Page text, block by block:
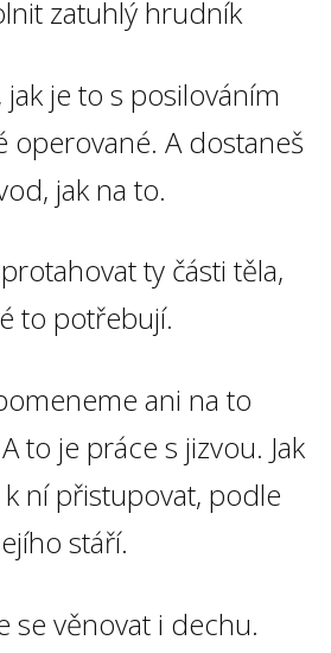
zatuhlý hrudník
je to s posilováním
operované. A dostaneš
jak na to.
ty části těla,
to potřebují.
ani na to
to je práce s jizvou. Jak
ní přistupovat, podle
stáří.
věnovat i dechu.